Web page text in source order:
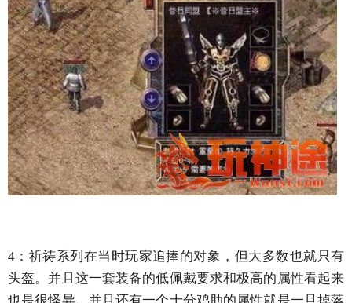
4：祈祷系列在当时玩家追捧的对象，但大多数也就只有
头盔。并且这一套装备的低佩戴要求和极高的属性看起来
也是很怪异。并且还有一个十分鸡肋的属性就是一旦掉落